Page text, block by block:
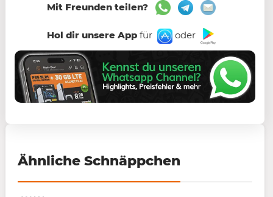
Mit Freunden teilen?
Hol dir unsere Appfür oder
Ähnliche Schnäppchen